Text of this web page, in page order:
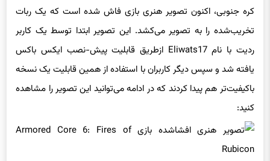
کره جنوبی، اکنون تصویر هنری بازی فاش شده است که یک ربات
تخریب‌شده را به تصویر می‌کشد. این تصویر ابتدا توسط یک کاربر
ردیت با نام Eliwats17 ازطریق قابلیت پیش-نصب ایکس باکس
یافته شد و سپس دیگر کاربران با استفاده از همین قابلیت یک نسخه
باکیفیت‌تر هم پیدا کردند که در ادامه می‌توانید این تصویر را مشاهده
کنید: